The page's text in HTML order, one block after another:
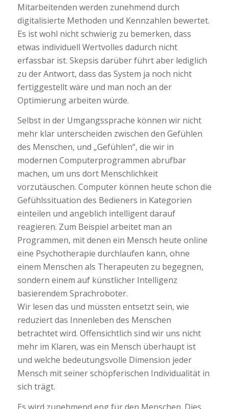
Mitarbeitenden werden zunehmend durch
digitalisierte Methoden und Kennzahlen bewertet.
Es ist wohl nicht schwierig zu bemerken, dass
etwas individuell Wertvolles dadurch nicht
erfassbar ist. Skepsis darüber führt aber lediglich
zu der Antwort, dass das System ja noch nicht
fertiggestellt wäre und man noch an der
Optimierung arbeiten würde.
Selbst in der Umgangssprache können wir nicht
mehr klar unterscheiden zwischen den Gefühlen
des Menschen, und „Gefühlen“, die wir in
modernen Computerprogrammen abrufbar
machen, um uns dort Menschlichkeit
vorzutäuschen. Computer können heute schon die
Gefühlssituation des Bedieners in Kategorien
einteilen und angeblich intelligent darauf
reagieren. Zum Beispiel arbeitet man an
Programmen, mit denen ein Mensch heute online
eine Psychotherapie durchlaufen kann, ohne
einem Menschen als Therapeuten zu begegnen,
sondern einem auf künstlicher Intelligenz
basierendem Sprachroboter.
Wir lesen das und müssten entsetzt sein, wie
reduziert das Innenleben des Menschen
betrachtet wird. Offensichtlich sind wir uns nicht
mehr im Klaren, was ein Mensch überhaupt ist
und welche bedeutungsvolle Dimension jeder
Mensch mit seiner schöpferischen Individualität in
sich trägt.